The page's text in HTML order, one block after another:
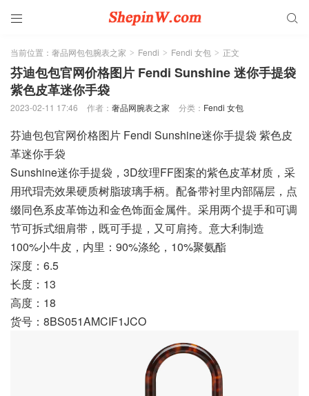
 
当前位置： 奢品网包包腕表之家 > Fendi > Fendi 女包 > 正文
芬迪包包官网价格图片 Fendi Sunshine 迷你手提袋
紫色皮革迷你手袋
2023-02-11 17:46 作者： 奢品网腕表之家 分类： Fendi 女包
芬迪包包官网价格图片 Fendi Sunshine迷你手提袋 紫色皮
革迷你手袋
Sunshine迷你手提袋，3D纹理FF图案的紫色皮革材质，采
用玳瑁壳效果硬质树脂玻璃手柄。配备带衬里内部隔层，点
缀同色系皮革饰边和金色饰面金属件。采用两个提手和可调
节可拆式细肩带，既可手提，又可肩挎。意大利制造
100%小牛皮，内里：90%涤纶，10%聚氨酯
深度：6.5
长度：13
高度：18
货号：8BS051AMCIF1JCO